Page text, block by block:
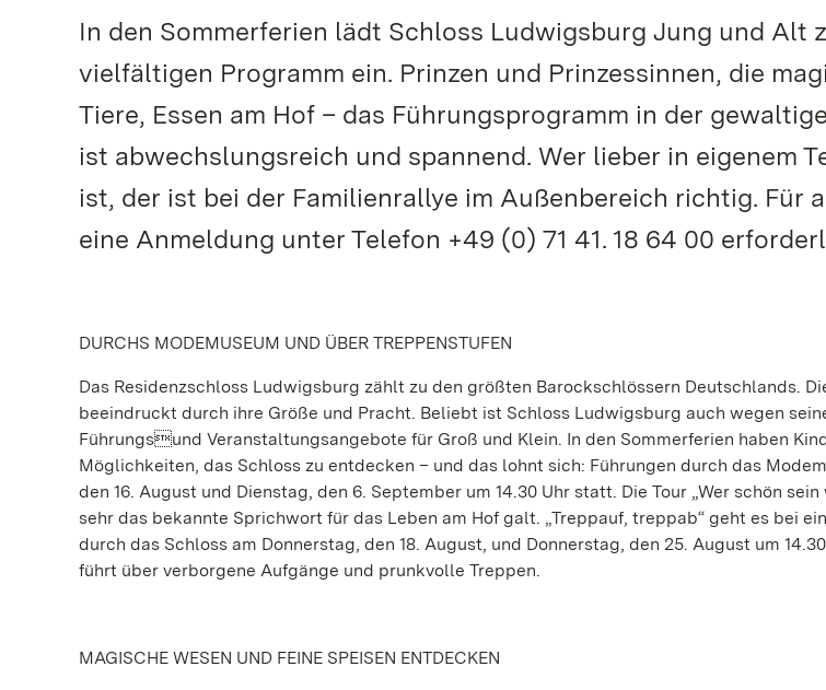
In den Sommerferien lädt Schloss Ludwigsburg Jung und Alt
vielfältigen Programm ein. Prinzen und Prinzessinnen, die
Tiere, Essen am Hof – das Führungsprogramm in der
ist abwechslungsreich und spannend. Wer lieber in eigenem
ist, der ist bei der Familienrallye im Außenbereich richtig. Für
eine Anmeldung unter Telefon +49 (0) 71 41. 18 64 00
DURCHS MODEMUSEUM UND ÜBER TREPPENSTUFEN
Das Residenzschloss Ludwigsburg zählt zu den größten Barockschlössern Deutschlands.
beeindruckt durch ihre Größe und Pracht. Beliebt ist Schloss Ludwigsburg auch wegen
Führungsund Veranstaltungsangebote für Groß und Klein. In den Sommerferien haben
Möglichkeiten, das Schloss zu entdecken – und das lohnt sich: Führungen durch das
den 16. August und Dienstag, den 6. September um 14.30 Uhr statt. Die Tour „Wer schön
sehr das bekannte Sprichwort für das Leben am Hof galt. „Treppauf, treppab“ geht es bei
durch das Schloss am Donnerstag, den 18. August, und Donnerstag, den 25. August um
führt über verborgene Aufgänge und prunkvolle Treppen.
MAGISCHE WESEN UND FEINE SPEISEN ENTDECKEN